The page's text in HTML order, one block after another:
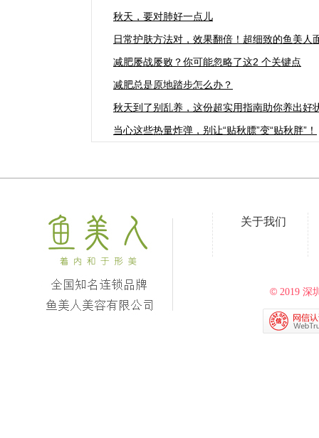
秋天，要对肺好一点儿
日常护肤方法对，效果翻倍！超细致的鱼美人
减肥屡战屡败？你可能忽略了这2 个关键点
减肥总是原地踏步怎么办？
秋天到了别乱养，这份超实用指南助你养出好
当心这些热量炸弹，别让“贴秋膘”变“贴秋胖”！
关于我们
© 2019 深